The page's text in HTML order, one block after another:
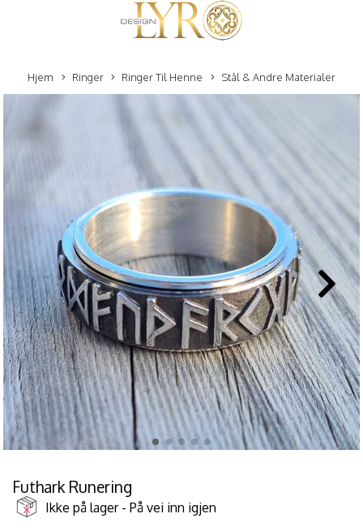
Hjem Ringer Ringer Til Henne Stål & Andre Materialer
Futhark Runering
Ikke på lager - På vei inn igjen